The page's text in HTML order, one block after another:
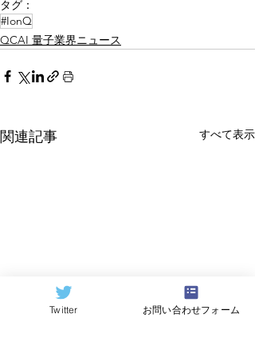
タグ：
#IonQ
QCAI 量子業界ニュース
関連記事 すべて表示
Twitter お問い合わせフォーム